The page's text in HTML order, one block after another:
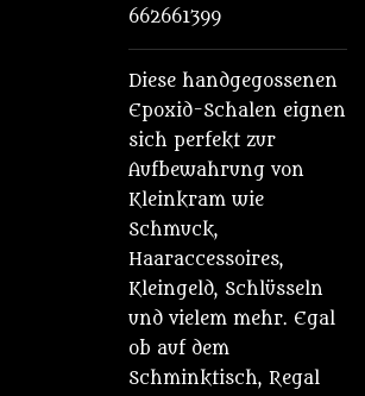
662661399
Diese handgegossenen
Epoxid-Schalen eignen
sich perfekt zur
Aufbewahrung von
Kleinkram wie
Schmuck,
Haaraccessoires,
Kleingeld, Schlüsseln
und vielem mehr. Egal
ob auf dem
Schminktisch, Regal